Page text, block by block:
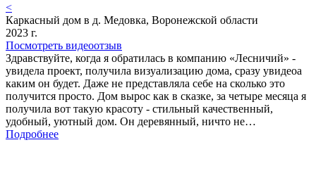
<
Каркасный дом в д. Медовка, Воронежской области
2023 г.
Посмотреть видеоотзыв
Здравствуйте, когда я обратилась в компанию «Лесничий» -
увидела проект, получила визуализацию дома, сразу увидеоа
каким он будет. Даже не представляла себе на сколько это
получится просто. Дом вырос как в сказке, за четыре месяца я
получила вот такую красоту - стильный качественный,
удобный, уютный дом. Он деревянный, ничто не…
Подробнее